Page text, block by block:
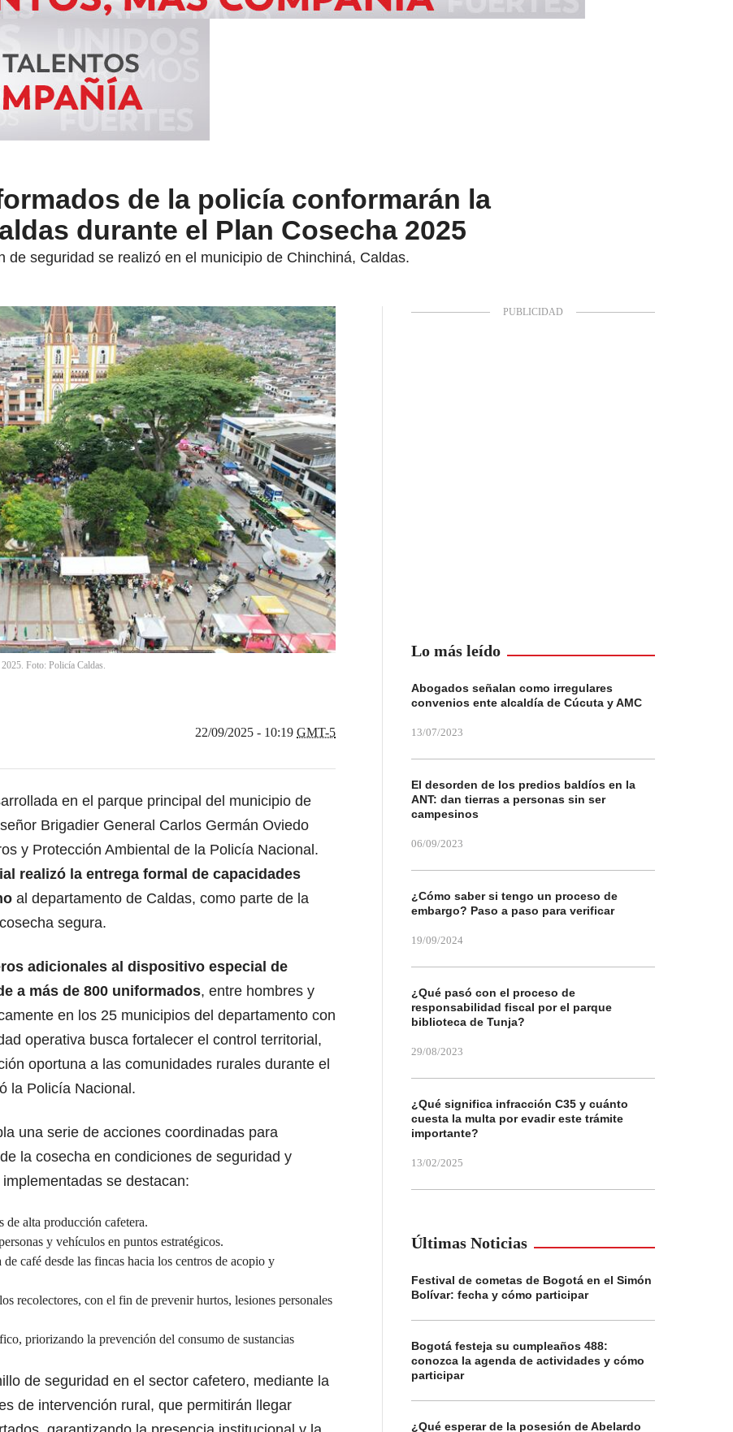
de la policía conformarán la
durante el Plan Cosecha 2025
de seguridad se realizó en el municipio de Chinchiná, Caldas.
Foto: Policía Caldas.
22/09/2025 - 10:19 GMT-5
en el parque principal del municipio de
Brigadier General Carlos Germán Oviedo
y Protección Ambiental de la Policía Nacional.
realizó la entrega formal de capacidades
al departamento de Caldas, como parte de la
segura.
adicionales al dispositivo especial de
a más de 800 uniformados, entre hombres y
en los 25 municipios del departamento con
operativa busca fortalecer el control territorial,
oportuna a las comunidades rurales durante el
la Policía Nacional.
una serie de acciones coordinadas para
la cosecha en condiciones de seguridad y
se destacan:
de alta producción cafetera.
y vehículos en puntos estratégicos.
café desde las fincas hacia los centros de acopio y
recolectores, con el fin de prevenir hurtos, lesiones personales
priorizando la prevención del consumo de sustancias
de seguridad en el sector cafetero, mediante la
de intervención rural, que permitirán llegar
Lo más leído
Abogados señalan como irregulares
convenios ente alcaldía de Cúcuta y AMC
13/07/2023
El desorden de los predios baldíos en la
ANT: dan tierras a personas sin ser
campesinos
06/09/2023
¿Cómo saber si tengo un proceso de
embargo? Paso a paso para verificar
19/09/2024
¿Qué pasó con el proceso de
responsabilidad fiscal por el parque
biblioteca de Tunja?
29/08/2023
¿Qué significa infracción C35 y cuánto
cuesta la multa por evadir este trámite
importante?
13/02/2025
Últimas Noticias
Festival de cometas de Bogotá en el Simón
Bolívar: fecha y cómo participar
Bogotá festeja su cumpleaños 488:
conozca la agenda de actividades y cómo
participar
¿Qué esperar de la posesión de Abelardo